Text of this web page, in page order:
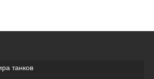
танков